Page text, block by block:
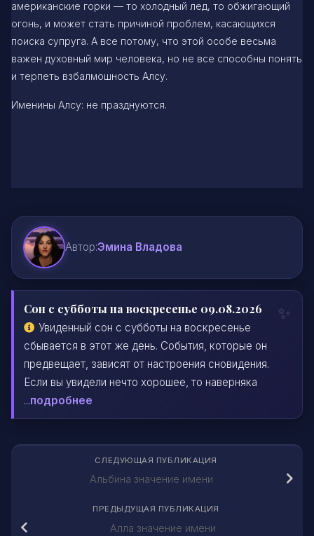
американские горки — то холодный лед, то обжигающий
огонь, и может стать причиной проблем, касающихся
поиска супруга. А все потому, что этой особе весьма
важен духовный мир человека, но не все способны понять
и терпеть взбалмошность Алсу.
Именины Алсу: не празднуются.
Автор:Эмина Владова
Сон с субботы на воскресенье 09.08.2026
Увиденный сон с субботы на воскресенье
сбывается в этот же день. События, которые он
предвещает, зависят от настроения сновидения.
Если вы увидели нечто хорошее, то наверняка
...подробнее
СЛЕДУЮЩАЯ ПУБЛИКАЦИЯ
Альбина значение имени
ПРЕДЫДУЩАЯ ПУБЛИКАЦИЯ
Алла значение имени